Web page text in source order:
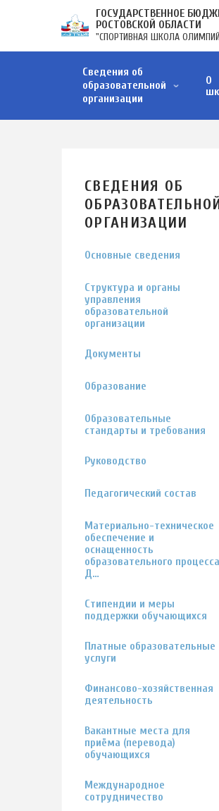
содержанию
ГОСУДАРСТВЕННОЕ
РОСТОВСКОЙ ОБЛАСТИ
"СПОРТИВНАЯ ШКОЛА
НАВИГАЦИЯ
Сведения об
образовательной
организации
О
СВЕДЕНИЯ ОБ
ОРГАНИЗАЦИИ
Основные сведения
Структура и органы
управления
образовательной
организации
Документы
Образование
Образовательные
стандарты и требования
Руководство
Педагогический состав
Материально-техническое
обеспечение и
оснащенность
образовательного
Д…
Стипендии и меры
поддержки обучающихся
Платные образовательные
услуги
Финансово-хозяйственная
деятельность
Вакантные места для
приёма (перевода)
обучающихся
Международное
сотрудничество